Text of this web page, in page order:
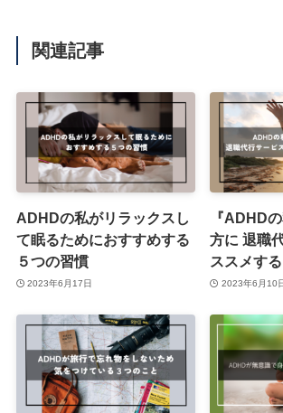
関連記事
ADHDの私がリラックスし
て眠るためにおすすめする
５つの習慣
2023年6月17日
『ADHD
方に 退職
ススメす
2023年6月10